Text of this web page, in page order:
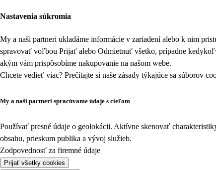
Nastavenia súkromia
My a naši partneri ukladáme informácie v zariadení alebo k nim
spravovať voľbou Prijať alebo Odmietnuť všetko, prípadne
akým vám prispôsobíme nakupovanie na našom webe.
Chcete vedieť viac? Prečítajte si naše zásady týkajúce sa súborov
My a naši partneri spracúvame údaje s cieľom
Používať presné údaje o geolokácii. Aktívne skenovať
obsahu, prieskum publika a vývoj služieb.
Zodpovednosť za firemné údaje
Prijať všetky cookies